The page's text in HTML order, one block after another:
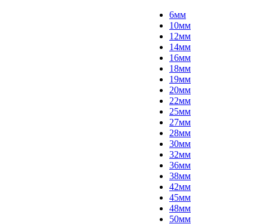
6мм
10мм
12мм
14мм
16мм
18мм
19мм
20мм
22мм
25мм
27мм
28мм
30мм
32мм
36мм
38мм
42мм
45мм
48мм
50мм